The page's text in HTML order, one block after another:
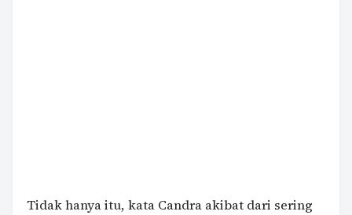
Tidak hanya itu, kata Candra akibat dari sering